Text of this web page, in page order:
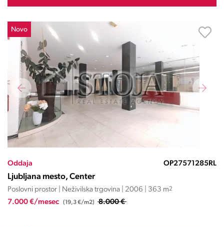
Novo
Oddaja OP27571285RL
Ljubljana mesto, Center
Poslovni prostor | Neživilska trgovina | 2006 | 363 m2
7.000 €/mesec (19,3 €/m2) 8.000 €